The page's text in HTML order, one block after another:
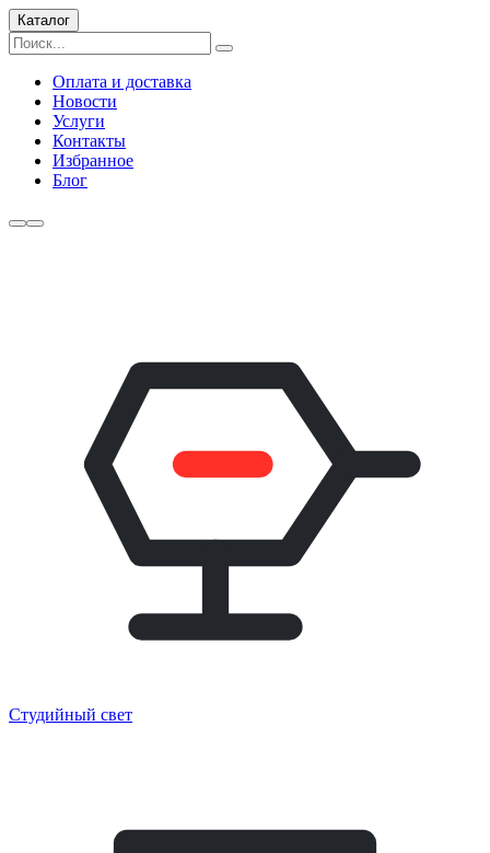
Каталог
Оплата и доставка
Новости
Услуги
Контакты
Избранное
Блог
Студийный свет